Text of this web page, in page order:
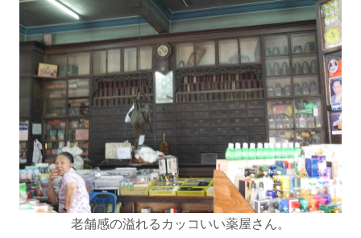
老舗感の溢れるカッコいい薬屋さん。